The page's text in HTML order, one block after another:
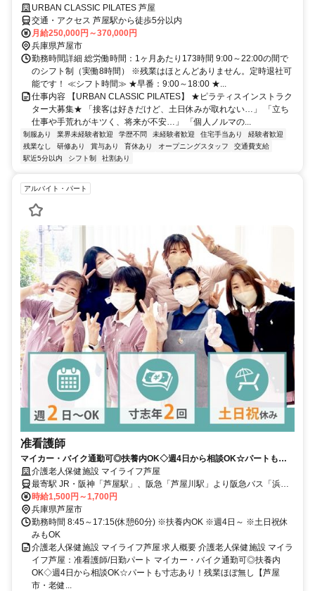
URBAN CLASSIC PILATES 芦屋
交通・アクセス 芦屋駅から徒歩5分以内
月給250,000円～370,000円
兵庫県芦屋市
勤務時間詳細 総労働時間：1ヶ月あたり173時間 9:00～22:00の間で
のシフト制（実働8時間） ※残業はほとんどありません。定時退社可
能です！ ≪シフト時間≫ ★早番：9:00～18:00 ★...
仕事内容 【URBAN CLASSIC PILATES】 ★ピラティスインストラク
ター大募集★ 「接客は好きだけど、土日休みが取れない…」 「立ち
仕事や手荒れがキツく、将来が不安…」 「個人ノルマの...
制服あり 業界未経験者歓迎 学歴不問 未経験者歓迎 住宅手当あり
経験者歓迎
残業なし
研修あり 賞与あり 育休あり オープニングスタッフ
交通費支給
駅近5分以内
シフト制 社割あり
アルバイト・パート
准看護師
マイカー・バイク通勤可◎扶養内OK◇週4日から相談OK☆パートも寸
志あり！残業ほぼ無し【芦屋市・老健・准看護師・日勤パート】
介護老人保健施設 マイライフ芦屋
最寄駅 JR・阪神「芦屋駅」、阪急「芦屋川駅」より阪急バス「浜風
大橋南」停車場下車すぐ
時給1,500円～1,700円
兵庫県芦屋市
勤務時間 8:45～17:15(休憩60分) ※扶養内OK ※週4日～ ※土日祝休
みもOK
介護老人保健施設 マイライフ芦屋 求人概要 介護老人保健施設 マイラ
イフ芦屋：准看護師/日勤パート マイカー・バイク通勤可◎扶養内
OK◇週4日から相談OK☆パートも寸志あり！残業ほぼ無し【芦屋
市・老健...